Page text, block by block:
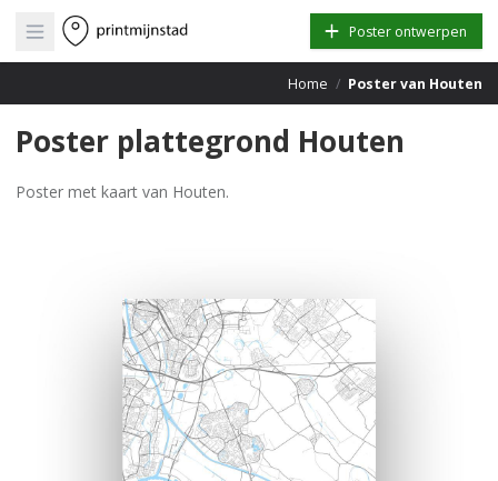
Open main menu Poster ontwerpen
Home / Poster van Houten
Poster plattegrond Houten
Poster met kaart van Houten.